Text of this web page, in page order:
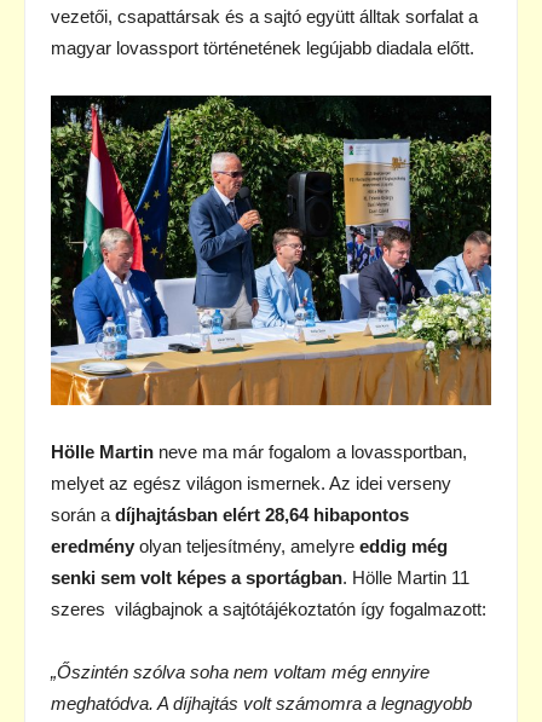
vezetői, csapattársak és a sajtó együtt álltak sorfalat a
magyar lovassport történetének legújabb diadala előtt.
Hölle Martin neve ma már fogalom a lovassportban,
melyet az egész világon ismernek. Az idei verseny
során a díjhajtásban elért 28,64 hibapontos
eredmény olyan teljesítmény, amelyre eddig még
senki sem volt képes a sportágban. Hölle Martin 11
szeres világbajnok a sajtótájékoztatón így fogalmazott:
„Őszintén szólva soha nem voltam még ennyire
meghatódva. A díjhajtás volt számomra a legnagyobb